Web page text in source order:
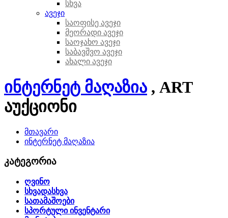
სხვა
ავეჯი
საოფისე ავეჯი
მეორადი ავეჯი
საოჯახო ავეჯი
საბავშვო ავეჯი
ახალი ავეჯი
ინტერნეტ მაღაზია , ART
აუქციონი
მთავარი
ინტერნეტ მაღაზია
კატეგორია
ღვინო
სხვადასხვა
სათამაშოები
სპორტული ინვენტარი